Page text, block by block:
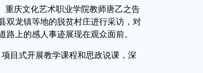
庆文化艺术职业学院教师唐乙之告
双龙镇等地的脱贫村庄进行采访，对
上的感人事迹展现在观众面前。
目式开展教学课程和思政说课，深